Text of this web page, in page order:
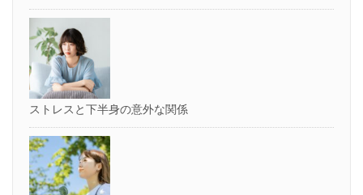
ストレスと下半身の意外な関係